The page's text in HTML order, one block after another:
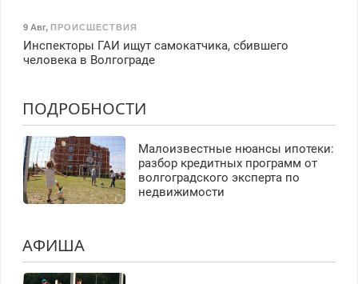
9 Авг, ПРОИСШЕСТВИЯ
Инспекторы ГАИ ищут самокатчика, сбившего
человека в Волгограде
ПОДРОБНОСТИ
Малоизвестные нюансы ипотеки:
разбор кредитных программ от
волгоградского эксперта по
недвижимости
АФИША